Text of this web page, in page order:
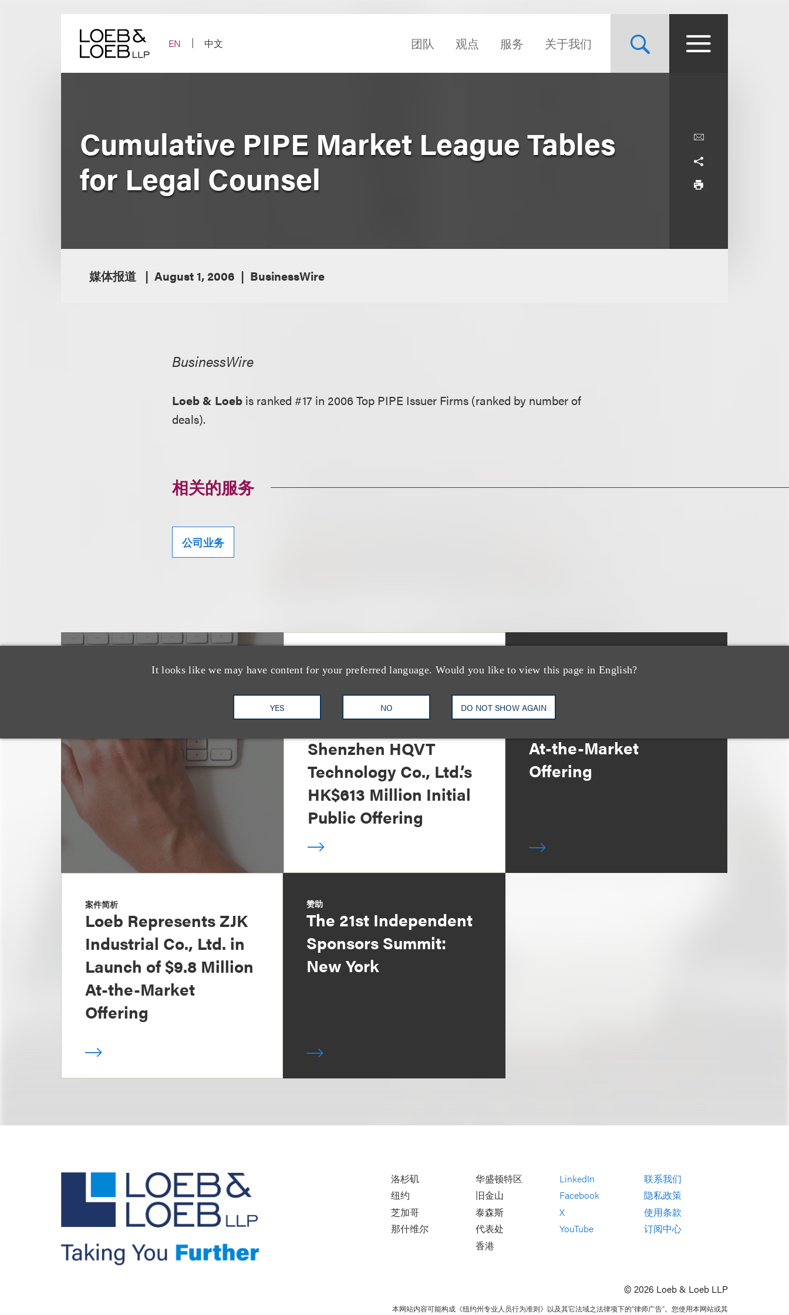
EN
中文 团队 观点 服务 关于我们
It looks like we may have content for your preferred language. Would you like to view this page in English?
YES NO DO NOT SHOW AGAIN
Cumulative PIPE Market League Tables
for Legal Counsel
媒体报道 August 1, 2006 BusinessWire
BusinessWire
Loeb & Loeb is ranked #17 in 2006 Top PIPE Issuer Firms (ranked by number of
deals).
相关的服务
公司业务
也看看这里 案件简析
Loeb Represents Joint
Sponsors and
Underwriters in
Shenzhen HQVT
Technology Co., Ltd.’s
HK$613 Million Initial
Public Offering
Loeb Represents
Linkage Global Inc. in
Launch of $16 Million
At-the-Market
Offering
案件简析
Loeb Represents ZJK
Industrial Co., Ltd. in
Launch of $9.8 Million
At-the-Market
Offering
赞助
The 21st Independent
Sponsors Summit:
New York
洛杉矶
纽约
芝加哥
那什维尔
华盛顿特区
旧金山
泰森斯
代表处
香港
LinkedIn
Facebook
X
YouTube
联系我们
隐私政策
使用条款
订阅中心
© 2026 Loeb & Loeb LLP
本网站内容可能构成《纽约州专业人员行为准则》以及其它法域之法律项下的“律师广告”。您使用本网站或其